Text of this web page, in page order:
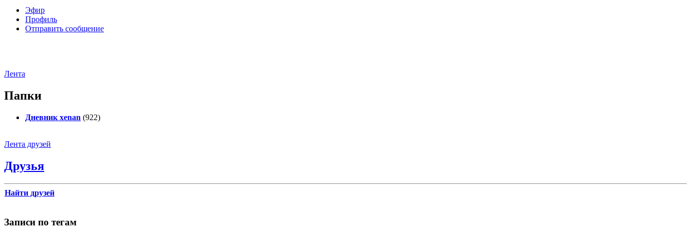
Эфир
Профиль
Отправить сообщение
Лента
Папки
Дневник xenan (922)
Лента друзей
Друзья
Найти друзей
Записи по тегам